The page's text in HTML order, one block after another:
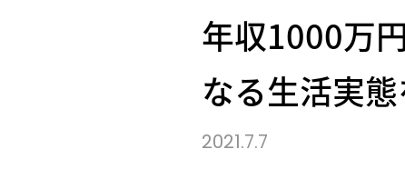
年収1000万
なる生活実
2021.7.7